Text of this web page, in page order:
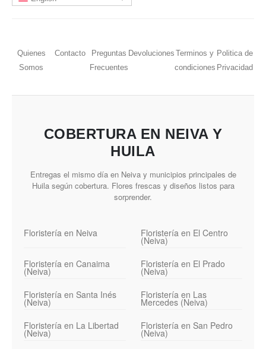
Quienes
Somos
Contacto
Preguntas
Frecuentes
Devoluciones Terminos y
condiciones
Politica de
Privacidad
COBERTURA EN NEIVA Y
HUILA
Entregas el mismo día en Neiva y municipios principales de
Huila según cobertura. Flores frescas y diseños listos para
sorprender.
Floristería en Neiva Floristería en El Centro
(Neiva)
Floristería en Canaima
(Neiva)
Floristería en El Prado
(Neiva)
Floristería en Santa Inés
(Neiva)
Floristería en Las
Mercedes (Neiva)
Floristería en La Libertad
(Neiva)
Floristería en San Pedro
(Neiva)